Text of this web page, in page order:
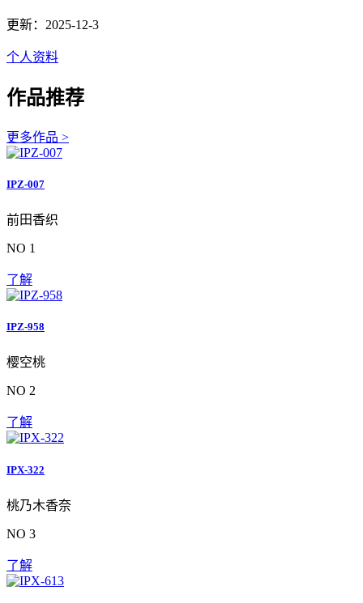
更新：2025-12-3
个人资料
作品推荐
更多作品 >
IPZ-007
前田香织
NO 1
了解
IPZ-958
樱空桃
NO 2
了解
IPX-322
桃乃木香奈
NO 3
了解